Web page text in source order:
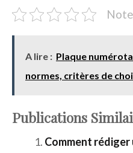
A lire : Plaque
normes, critères de
Publications
Comment